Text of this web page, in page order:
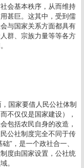
会基本秩序，从而维持
甚巨。这其中，受到儒
与国家关系方面都具有
群、宗族力量等等各方
国家要借人民公社体制
不仅仅是国家建设），
包括农民自身的改造，
公社制度完全不同于传
”，是一个政社合一、
度由国家设置，公社统
。